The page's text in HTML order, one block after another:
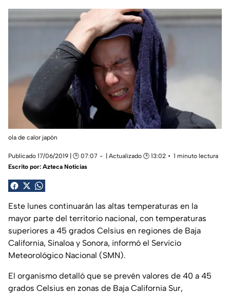
ola de calor japón
Publicado 17/06/2019 | 🕑 07:07 | Actualizado 🕑 13:02
1 minuto lectura
Escrito por: Azteca Noticias
Este lunes continuarán las altas temperaturas en la
mayor parte del territorio nacional, con temperaturas
superiores a 45 grados Celsius en regiones de Baja
California, Sinaloa y Sonora, informó el Servicio
Meteorológico Nacional (SMN).
El organismo detalló que se prevén valores de 40 a 45
grados Celsius en zonas de Baja California Sur,